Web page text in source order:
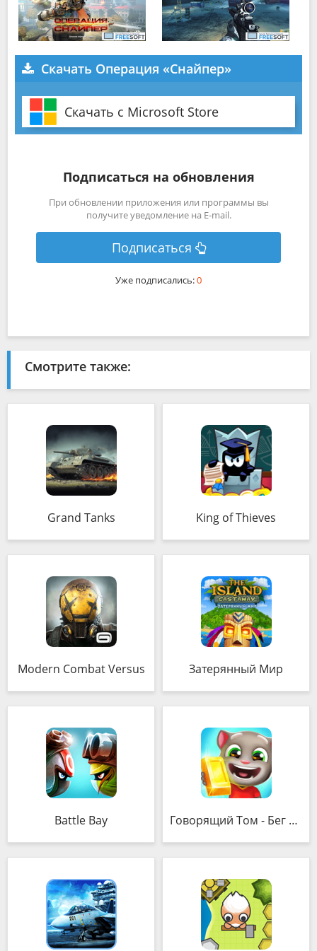
Скачать Операция «Снайпер»
Скачать с Microsoft Store
Подписаться на обновления
При обновлении приложения или программы вы
получите уведомление на E-mail.
Подписаться
Уже подписались:0
Смотрите также:
Grand Tanks King of Thieves
Modern Combat Versus Затерянный Мир
Battle Bay Говорящий Том - Бег за золотом